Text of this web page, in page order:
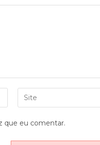
que eu comentar.